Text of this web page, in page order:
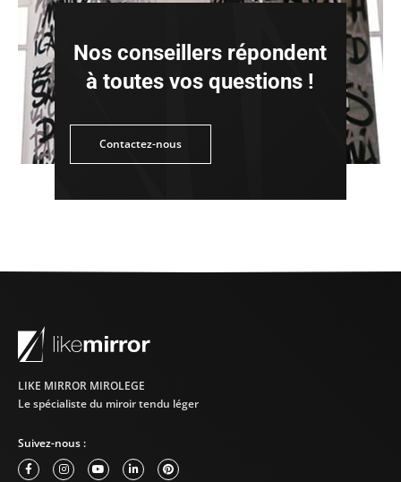
Nos conseillers répondent
à toutes vos questions !
Contactez-nous
nous
LIKE MIRROR MIROLEGE
Le spécialiste du miroir tendu léger
Suivez-nous :